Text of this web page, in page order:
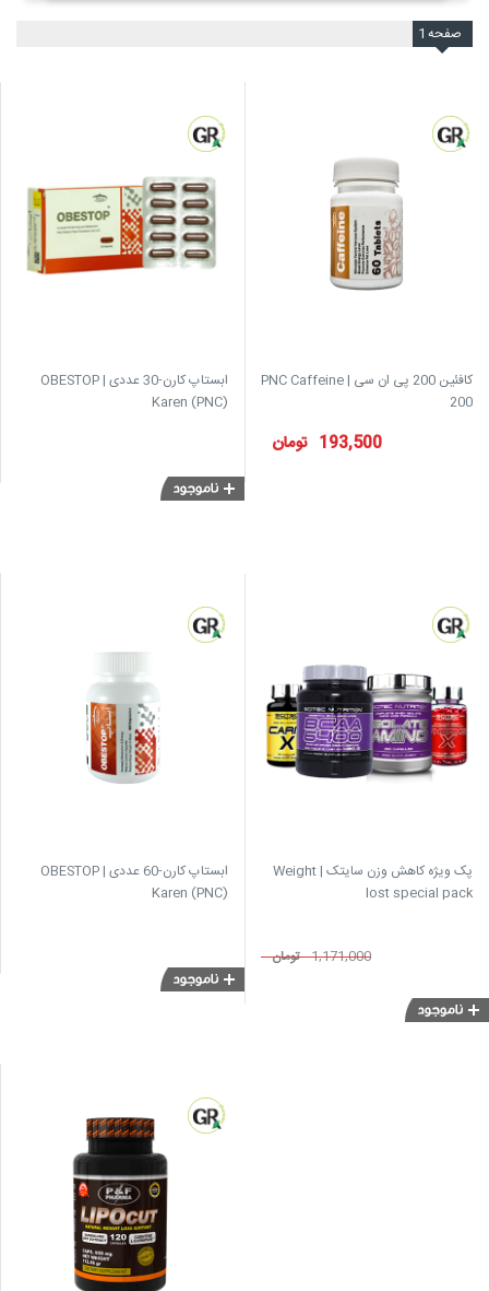
صفحه1
کافئین 200 پی ان سی | PNC Caffeine
200
تومان 193,500
ابستاپ کارن-30 عددی | OBESTOP
Karen (PNC)
پک ویژه کاهش وزن سایتک | Weight
lost special pack
تومان 1,171,000
ابستاپ کارن-60 عددی | OBESTOP
Karen (PNC)